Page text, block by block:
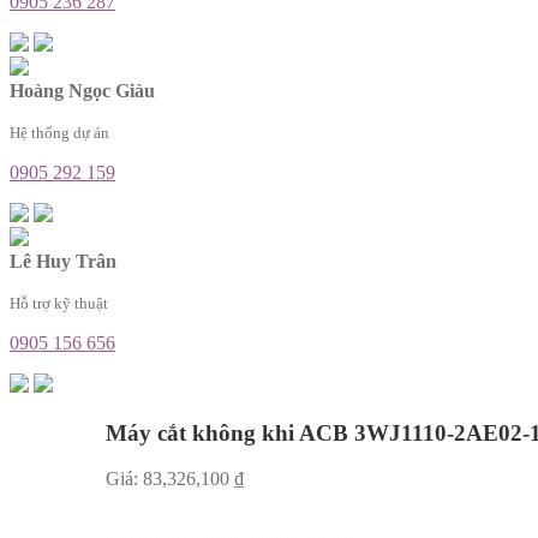
Hoàng Ngọc Giàu
Hệ thống dự án
0905 292 159
Lê Huy Trân
Hỗ trợ kỹ thuật
0905 156 656
Máy cắt không khi ACB 3WJ1110-2AE02-
Giá: 83,326,100 ₫